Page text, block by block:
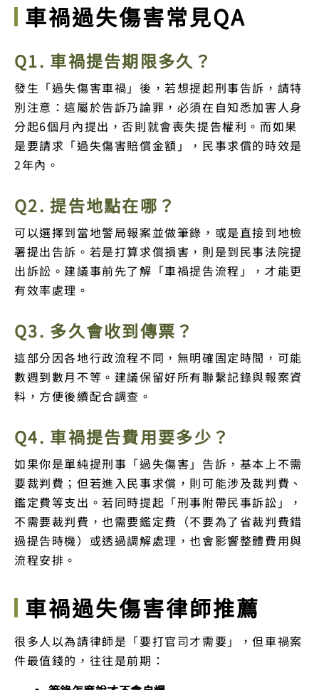
車禍過失傷害常見QA
Q1. 車禍提告期限多久？
發生「過失傷害車禍」後，若想提起刑事告訴，請特
別注意：這屬於告訴乃論罪，必須在自知悉加害人身
分起6個月內提出，否則就會喪失提告權利。而如果
是要請求「過失傷害賠償金額」，民事求償的時效是
2年內。
Q2. 提告地點在哪？
可以選擇到當地警局報案並做筆錄，或是直接到地檢
署提出告訴。若是打算求償損害，則是到民事法院提
出訴訟。建議事前先了解「車禍提告流程」，才能更
有效率處理。
Q3. 多久會收到傳票？
這部分因各地行政流程不同，無明確固定時間，可能
數週到數月不等。建議保留好所有聯繫記錄與報案資
料，方便後續配合調查。
Q4. 車禍提告費用要多少？
如果你是單純提刑事「過失傷害」告訴，基本上不需
要裁判費；但若進入民事求償，則可能涉及裁判費、
鑑定費等支出。若同時提起「刑事附帶民事訴訟」，
不需要裁判費，也需要鑑定費（不要為了省裁判費錯
過提告時機）或透過調解處理，也會影響整體費用與
流程安排。
車禍過失傷害律師推薦
很多人以為請律師是「要打官司才需要」，但車禍案
件最值錢的，往往是前期：